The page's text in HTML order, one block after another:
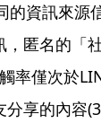
的資訊來源
匿名的「
率僅次於
分享的內容